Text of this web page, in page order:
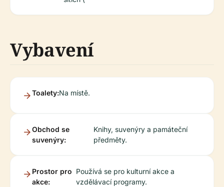
Vybavení
Toalety:Na místě.
Obchod se
suvenýry:
Knihy, suvenýry a památeční
předměty.
Prostor pro
akce:
Používá se pro kulturní akce a
vzdělávací programy.